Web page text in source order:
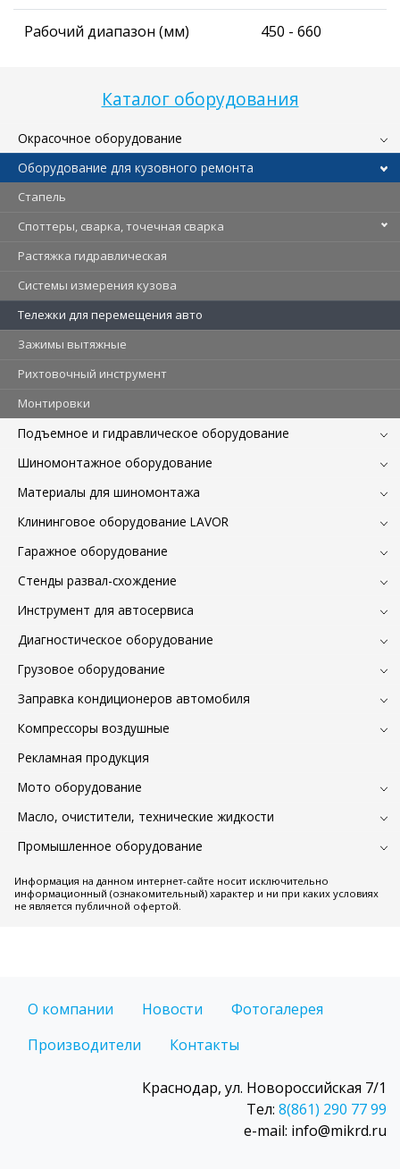
Каталог оборудования
Окрасочное оборудование
Оборудование для кузовного ремонта
Стапель
Споттеры, сварка, точечная сварка
Растяжка гидравлическая
Системы измерения кузова
Тележки для перемещения авто
Зажимы вытяжные
Рихтовочный инструмент
Монтировки
Подъемное и гидравлическое оборудование
Шиномонтажное оборудование
Материалы для шиномонтажа
Клининговое оборудование LAVOR
Гаражное оборудование
Стенды развал-схождение
Инструмент для автосервиса
Диагностическое оборудование
Грузовое оборудование
Заправка кондиционеров автомобиля
Компрессоры воздушные
Рекламная продукция
Мото оборудование
Масло, очистители, технические жидкости
Промышленное оборудование
Информация на данном интернет-сайте носит исключительно
информационный (ознакомительный) характер и ни при каких условиях
не является публичной офертой.
Рабочий диапазон (мм) 450 - 660
О компании Новости
Фотогалерея
Производители
Контакты
Краснодар, ул. Новороссийская 7/1
Тел: 8(861) 290 77 99
e-mail: info@mikrd.ru